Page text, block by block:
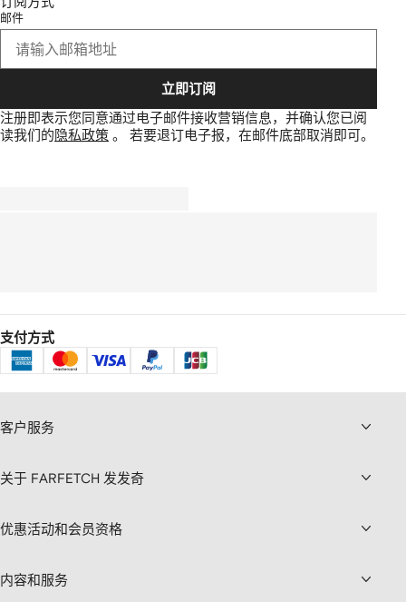
邮件
立即订阅
注册即表示您同意通过电子邮件接收营销信息，并确认您已阅
读我们的 隐私政策 。 若要退订电子报，在邮件底部取消即可。
支付方式
客户服务
关于 FARFETCH 发发奇
优惠活动和会员资格
内容和服务